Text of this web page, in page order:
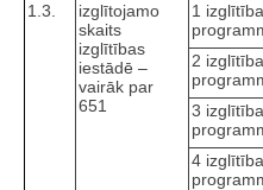
1.3.
izglītojamo
skaits
izglītības
iestādē –
vairāk par
651
1
2
3
4